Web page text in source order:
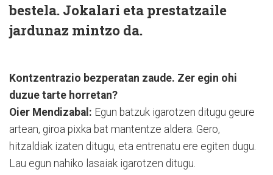
bestela. Jokalari eta prestatzaile
jardunaz mintzo da.
Kontzentrazio bezperatan zaude. Zer egin ohi
duzue tarte horretan?
Oier Mendizabal: Egun batzuk igarotzen ditugu geure
artean, giroa pixka bat mantentze aldera. Gero,
hitzaldiak izaten ditugu, eta entrenatu ere egiten dugu.
Lau egun nahiko lasaiak igarotzen ditugu.